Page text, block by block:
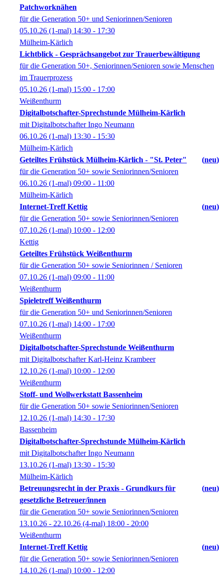
Patchworknähen
für die Generation 50+ und Seniorinnen/Senioren
05.10.26 (1-mal) 14:30 - 17:30
Mülheim-Kärlich
Lichtblick - Gesprächsangebot zur Trauerbewältigung
für die Generation 50+, Seniorinnen/Senioren sowie Menschen
im Trauerprozess
05.10.26 (1-mal) 15:00 - 17:00
Weißenthurm
Digitalbotschafter-Sprechstunde Mülheim-Kärlich
mit Digitalbotschafter Ingo Neumann
06.10.26 (1-mal) 13:30 - 15:30
Mülheim-Kärlich
Geteiltes Frühstück Mülheim-Kärlich - "St. Peter"
neu
für die Generation 50+ sowie Seniorinnen/Senioren
06.10.26 (1-mal) 09:00 - 11:00
Mülheim-Kärlich
Internet-Treff Kettig
neu
für die Generation 50+ sowie Seniorinnen/Senioren
07.10.26 (1-mal) 10:00 - 12:00
Kettig
Geteiltes Frühstück Weißenthurm
für die Generation 50+ sowie Seniorinnen / Senioren
07.10.26 (1-mal) 09:00 - 11:00
Weißenthurm
Spieletreff Weißenthurm
für die Generation 50+ und Seniorinnen/Senioren
07.10.26 (1-mal) 14:00 - 17:00
Weißenthurm
Digitalbotschafter-Sprechstunde Weißenthurm
mit Digitalbotschafter Karl-Heinz Krambeer
12.10.26 (1-mal) 10:00 - 12:00
Weißenthurm
Stoff- und Wollwerkstatt Bassenheim
für die Generation 50+ sowie Seniorinnen/Senioren
12.10.26 (1-mal) 14:30 - 17:30
Bassenheim
Digitalbotschafter-Sprechstunde Mülheim-Kärlich
mit Digitalbotschafter Ingo Neumann
13.10.26 (1-mal) 13:30 - 15:30
Mülheim-Kärlich
Betreuungsrecht in der Praxis - Grundkurs für
gesetzliche Betreuer/innen
neu
für die Generation 50+ sowie Seniorinnen/Senioren
13.10.26 - 22.10.26 (4-mal) 18:00 - 20:00
Weißenthurm
Internet-Treff Kettig
neu
für die Generation 50+ sowie Seniorinnen/Senioren
14.10.26 (1-mal) 10:00 - 12:00